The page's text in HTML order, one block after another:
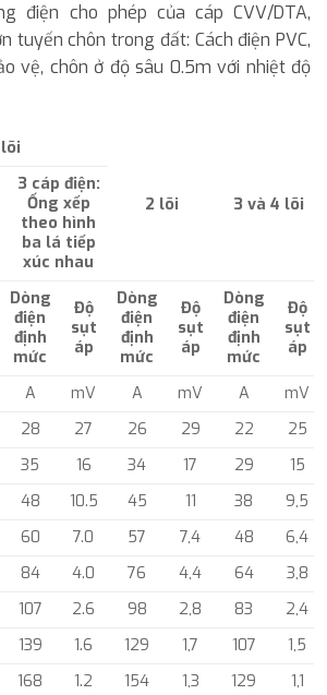
điện cho phép của cáp CVV/DTA,
tuyến chôn trong đất: Cách điện PVC,
vệ, chôn ở độ sâu 0.5m với nhiệt độ
lõi
2 lõi 3 và 4 lõi
3 cáp điện:
Ống xếp
theo hình
ba lá tiếp
xúc nhau
Dòng
điện
định
mức
Độ
sụt
áp
Dòng
điện
định
mức
Độ
sụt
áp
Dòng
điện
định
mức
Độ
sụt
áp
A mV A mV A
mV
28 27 26 29 22
25
35 16 34 17 29
15
48 10.5 45 11 38
9,5
60 7.0 57 7,4 48
6,4
84 4.0 76 4,4 64
3,8
107 2.6 98 2,8 83
2,4
139 1.6 129 1,7 107
1,5
168 1.2 154 1,3 129
1,1